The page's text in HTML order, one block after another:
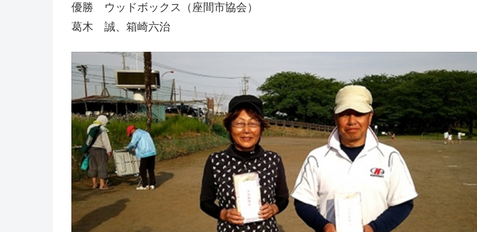
優勝 ウッドボックス（座間市協会）
葛木 誠、箱崎六治